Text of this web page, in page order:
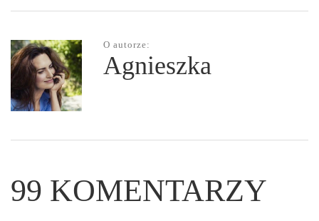
O autorze:
Agnieszka
99 KOMENTARZY